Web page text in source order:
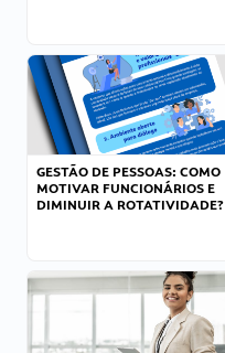
GESTÃO DE PESSOAS: COMO
MOTIVAR FUNCIONÁRIOS E
DIMINUIR A ROTATIVIDADE?